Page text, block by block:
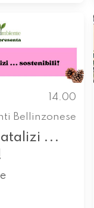
14.00
Bellinzonese
...